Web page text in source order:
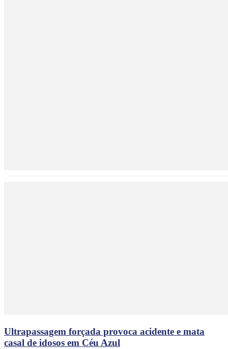
Ultrapassagem forçada provoca acidente e mata
casal de idosos em Céu Azul